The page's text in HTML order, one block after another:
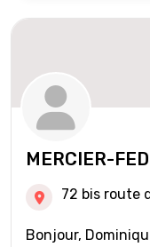
MERCIER-
72 bis route
Bonjour,